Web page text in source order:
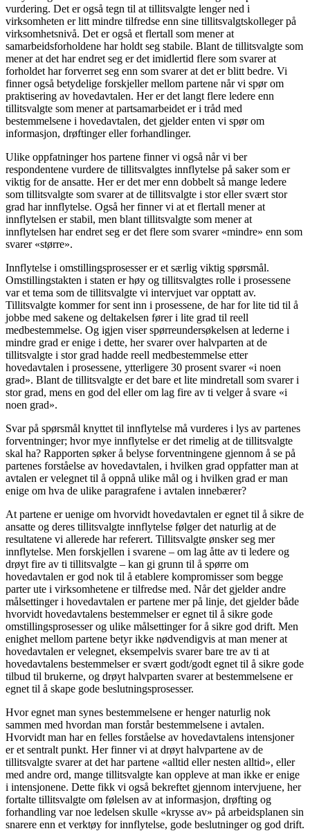
vurdering. Det er også tegn til at tillitsvalgte lenger ned i
virksomheten er litt mindre tilfredse enn sine tillitsvalgtskolleger på
virksomhetsnivå. Det er også et flertall som mener at
samarbeidsforholdene har holdt seg stabile. Blant de tillitsvalgte som
mener at det har endret seg er det imidlertid flere som svarer at
forholdet har forverret seg enn som svarer at det er blitt bedre. Vi
finner også betydelige forskjeller mellom partene når vi spør om
praktisering av hovedavtalen. Her er det langt flere ledere enn
tillitsvalgte som mener at partsamarbeidet er i tråd med
bestemmelsene i hovedavtalen, det gjelder enten vi spør om
informasjon, drøftinger eller forhandlinger.
Ulike oppfatninger hos partene finner vi også når vi ber
respondentene vurdere de tillitsvalgtes innflytelse på saker som er
viktig for de ansatte. Her er det mer enn dobbelt så mange ledere
som tillitsvalgte som svarer at de tillitsvalgte i stor eller svært stor
grad har innflytelse. Også her finner vi at et flertall mener at
innflytelsen er stabil, men blant tillitsvalgte som mener at
innflytelsen har endret seg er det flere som svarer «mindre» enn som
svarer «større».
Innflytelse i omstillingsprosesser er et særlig viktig spørsmål.
Omstillingstakten i staten er høy og tillitsvalgtes rolle i prosessene
var et tema som de tillitsvalgte vi intervjuet var opptatt av.
Tillitsvalgte kommer for sent inn i prosessene, de har for lite tid til å
jobbe med sakene og deltakelsen fører i lite grad til reell
medbestemmelse. Og igjen viser spørreundersøkelsen at lederne i
mindre grad er enige i dette, her svarer over halvparten at de
tillitsvalgte i stor grad hadde reell medbestemmelse etter
hovedavtalen i prosessene, ytterligere 30 prosent svarer «i noen
grad». Blant de tillitsvalgte er det bare et lite mindretall som svarer i
stor grad, mens en god del eller om lag fire av ti velger å svare «i
noen grad».
Svar på spørsmål knyttet til innflytelse må vurderes i lys av partenes
forventninger; hvor mye innflytelse er det rimelig at de tillitsvalgte
skal ha? Rapporten søker å belyse forventningene gjennom å se på
partenes forståelse av hovedavtalen, i hvilken grad oppfatter man at
avtalen er velegnet til å oppnå ulike mål og i hvilken grad er man
enige om hva de ulike paragrafene i avtalen innebærer?
At partene er uenige om hvorvidt hovedavtalen er egnet til å sikre de
ansatte og deres tillitsvalgte innflytelse følger det naturlig at de
resultatene vi allerede har referert. Tillitsvalgte ønsker seg mer
innflytelse. Men forskjellen i svarene – om lag åtte av ti ledere og
drøyt fire av ti tillitsvalgte – kan gi grunn til å spørre om
hovedavtalen er god nok til å etablere kompromisser som begge
parter ute i virksomhetene er tilfredse med. Når det gjelder andre
målsettinger i hovedavtalen er partene mer på linje, det gjelder både
hvorvidt hovedavtalens bestemmelser er egnet til å sikre gode
omstillingsprosesser og ulike målsettinger for å sikre god drift. Men
enighet mellom partene betyr ikke nødvendigvis at man mener at
hovedavtalen er velegnet, eksempelvis svarer bare tre av ti at
hovedavtalens bestemmelser er svært godt/godt egnet til å sikre gode
tilbud til brukerne, og drøyt halvparten svarer at bestemmelsene er
egnet til å skape gode beslutningsprosesser.
Hvor egnet man synes bestemmelsene er henger naturlig nok
sammen med hvordan man forstår bestemmelsene i avtalen.
Hvorvidt man har en felles forståelse av hovedavtalens intensjoner
er et sentralt punkt. Her finner vi at drøyt halvpartene av de
tillitsvalgte svarer at det har partene «alltid eller nesten alltid», eller
med andre ord, mange tillitsvalgte kan oppleve at man ikke er enige
i intensjonene. Dette fikk vi også bekreftet gjennom intervjuene, her
fortalte tillitsvalgte om følelsen av at informasjon, drøfting og
forhandling var noe ledelsen skulle «krysse av» på arbeidsplanen sin
snarere enn et verktøy for innflytelse, gode beslutninger og god drift.